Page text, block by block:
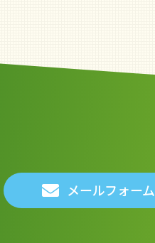
メールフォーム